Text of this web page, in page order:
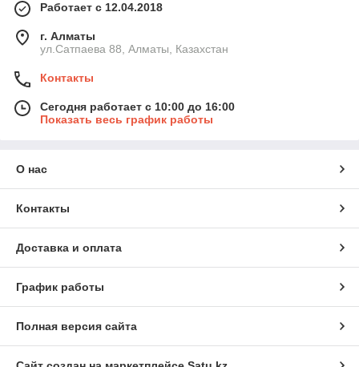
Работает с 12.04.2018
г. Алматы
ул.Сатпаева 88, Алматы, Казахстан
Контакты
Сегодня работает с 10:00 до 16:00
Показать весь график работы
О нас
Контакты
Доставка и оплата
График работы
Полная версия сайта